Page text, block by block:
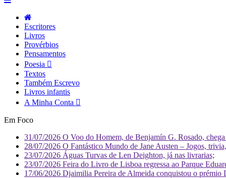
Escritores
Livros
Provérbios
Pensamentos
Poesia
Textos
Também Escrevo
Livros infantis
A Minha Conta
Em Foco
31/07/2026 O Voo do Homem, de Benjamín G. Rosado,
28/07/2026 O Fantástico Mundo de Jane Austen – Jogos,
23/07/2026 Águas Turvas de Len Deighton, já nas livrarias;
23/07/2026 Feira do Livro de Lisboa regressa ao Parque
17/06/2026 Djaimilia Pereira de Almeida conquistou o